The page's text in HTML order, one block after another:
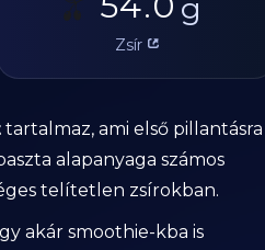
🫒 g
Zsír
tartalmaz, ami első pillantásra
alapanyaga számos
telítetlen zsírokban.
akár smoothie-kba is